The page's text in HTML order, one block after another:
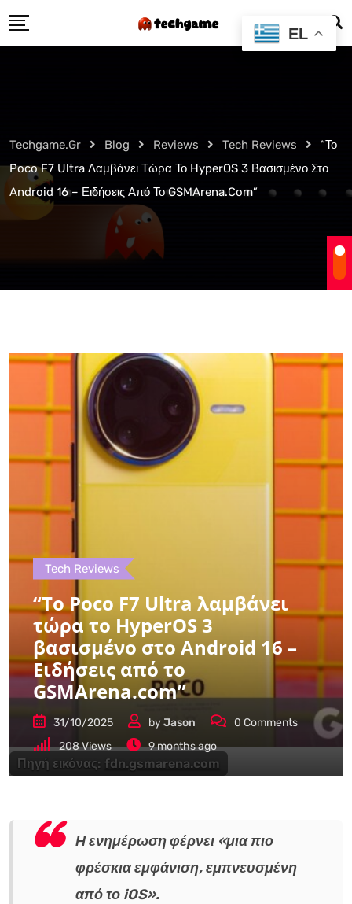
to
Techgame.gr Blog Reviews Tech Reviews
“Το
Poco F7 Ultra Λαμβάνει Τώρα Το HyperOS 3 Βασισμένο Στο
Android 16 – Ειδήσεις Από Το GSMArena.com”
Πηγή εικόνας: fdn.gsmarena.com
Tech Reviews
“Το Poco F7 Ultra λαμβάνει
τώρα το HyperOS 3
βασισμένο στο Android 16 –
Ειδήσεις από το
GSMArena.com”
31/10/2025 byJason 0 Comments
208Views 9 months ago
Η ενημέρωση φέρνει «μια πιο
φρέσκια εμφάνιση, εμπνευσμένη
από το iOS».
EL